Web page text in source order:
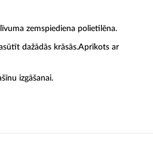
zemspiediena polietilēna.
dažādās krāsās.Aprīkots ar
izgāšanai.